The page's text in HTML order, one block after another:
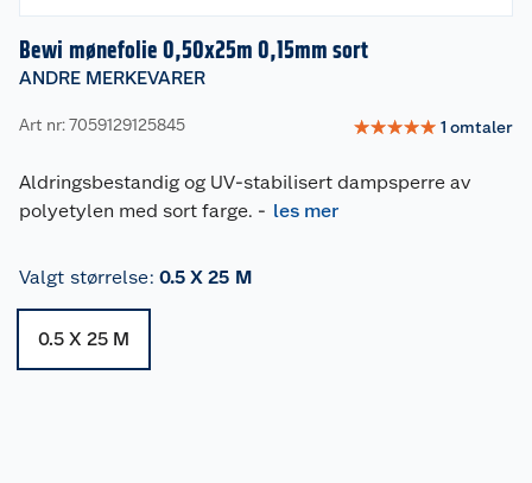
Bewi mønefolie 0,50x25m 0,15mm sort
ANDRE MERKEVARER
Art nr: 7059129125845 ☆☆☆☆☆ 1 omtaler
Aldringsbestandig og UV-stabilisert dampsperre av
polyetylen med sort farge. - les mer
Valgt størrelse: 0.5 X 25 M
0.5 X 25 M